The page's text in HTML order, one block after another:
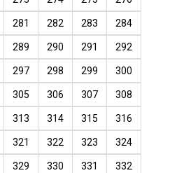
281 282 283 284
289 290 291 292
297 298 299 300
305 306 307 308
313 314 315 316
321 322 323 324
329 330 331 332